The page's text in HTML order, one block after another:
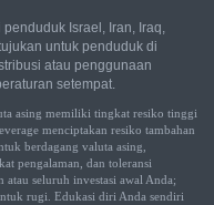
Israel, Iran, Iraq,
untuk penduduk di
atau penggunaan
setempat.
asing memiliki tingkat resiko tinggi
menciptakan resiko tambahan
berdagang valuta asing,
pengalaman, dan toleransi
seluruh investasi awal Anda;
rugi. Edukasi diri Anda sendiri